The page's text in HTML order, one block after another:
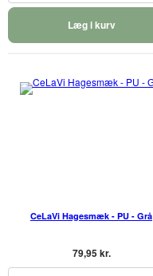
Læg i kurv
CeLaVi Hagesmæk - PU - Grå
79,95 kr.